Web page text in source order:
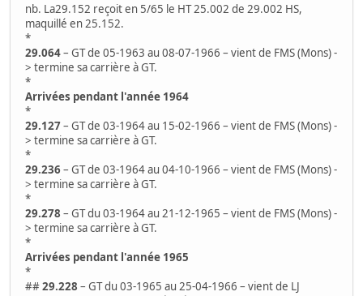
nb. La29.152 reçoit en 5/65 le HT 25.002 de 29.002 HS,
maquillé en 25.152.
*
29.064– GT de 05-1963 au 08-07-1966 – vient de FMS (Mons) -
> termine sa carrière à GT.
*
Arrivées pendant l'année 1964
*
29.127– GT de 03-1964 au 15-02-1966 – vient de FMS (Mons) -
> termine sa carrière à GT.
*
29.236– GT de 03-1964 au 04-10-1966 – vient de FMS (Mons) -
> termine sa carrière à GT.
*
29.278 – GT du 03-1964 au 21-12-1965 – vient de FMS (Mons) -
> termine sa carrière à GT.
*
Arrivées pendant l'année 1965
*
##29.228 – GT du 03-1965 au 25-04-1966 – vient de LJ